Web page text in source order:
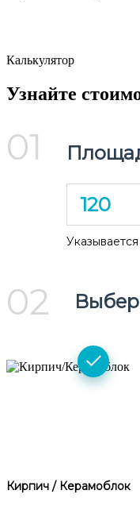
Калькулятор
Узнайте
01
02
Кирпич / Керамоблок